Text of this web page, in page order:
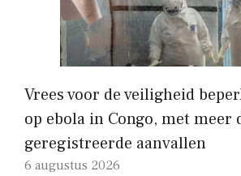
Vrees voor de veiligheid
op ebola in Congo, met meer
geregistreerde aanvallen
6 augustus 2026